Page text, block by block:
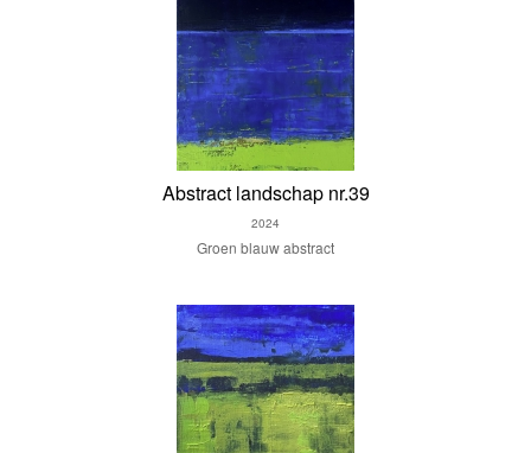
Abstract landschap nr.39
2024
Groen blauw abstract